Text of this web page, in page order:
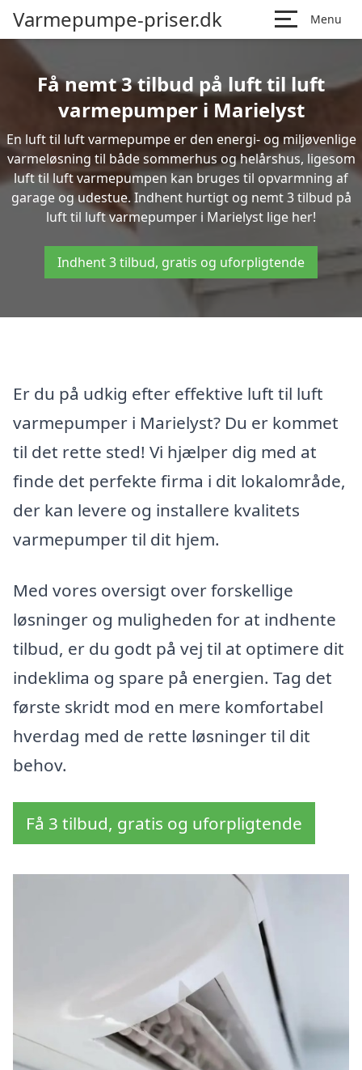
Varmepumpe-priser.dk Menu
Få nemt 3 tilbud på luft til luft
varmepumper i Marielyst
En luft til luft varmepumpe er den energi- og miljøvenlige
varmeløsning til både sommerhus og helårshus, ligesom
luft til luft varmepumpen kan bruges til opvarmning af
garage og udestue. Indhent hurtigt og nemt 3 tilbud på
luft til luft varmepumper i Marielyst lige her!
Indhent 3 tilbud, gratis og uforpligtende
Er du på udkig efter effektive luft til luft
varmepumper i Marielyst? Du er kommet
til det rette sted! Vi hjælper dig med at
finde det perfekte firma i dit lokalområde,
der kan levere og installere kvalitets
varmepumper til dit hjem.
Med vores oversigt over forskellige
løsninger og muligheden for at indhente
tilbud, er du godt på vej til at optimere dit
indeklima og spare på energien. Tag det
første skridt mod en mere komfortabel
hverdag med de rette løsninger til dit
behov.
Få 3 tilbud, gratis og uforpligtende